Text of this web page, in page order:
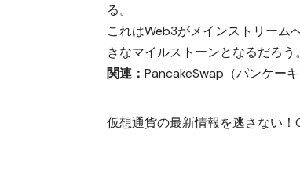
る。
これはWeb3がメインストリーム
きなマイルストーンとなるだろう。
関連：PancakeSwap（パンケー
仮想通貨の最新情報を逃さない